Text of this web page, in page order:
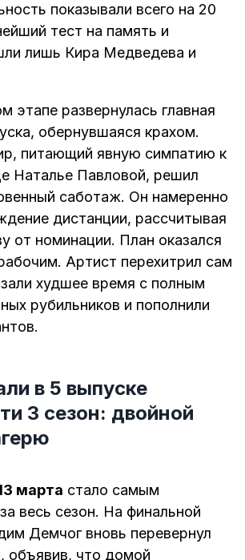
показывали всего на 20
тест на память и
лишь Кира Медведева и
этапе развернулась главная
обернувшаяся крахом.
питающий явную симпатию к
Наталье Павловой, решил
саботаж. Он намеренно
дистанции, рассчитывая
от номинации. План оказался
Артист перехитрил сам
худшее время с полным
рубильников и пополнили
в 5 выпуске
3 сезон: двойной
марта стало самым
весь сезон. На финальной
Демчог вновь перевернул
объявив, что домой